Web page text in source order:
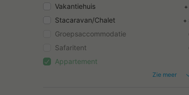
Vakantiehuis +
Stacaravan/Chalet +
Groepsaccommodatie
Safaritent
Appartement
Zie meer